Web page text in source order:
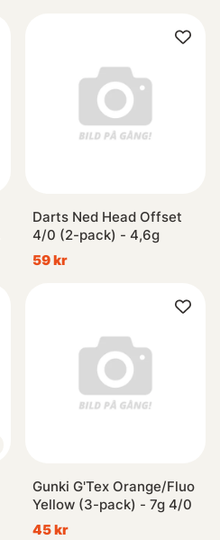
Darts Ned Head Offset
4/0 (2-pack) - 4,6g
59 kr
Gunki G'Tex Orange/Fluo
Yellow (3-pack) - 7g 4/0
45 kr